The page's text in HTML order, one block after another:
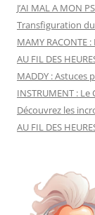
J’AI MAL A MON
Transfiguration
MAMY RACONTE
AU FIL DES
MADDY : Astuces
INSTRUMENT :
Découvrez les
AU FIL DES